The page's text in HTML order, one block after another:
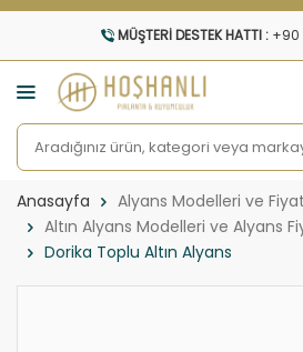
MÜŞTERI DESTEK HATTI : +90
Anasayfa
Alyans Modelleri ve
Altın Alyans Modelleri ve Alyans
Dorika Toplu Altın Alyans